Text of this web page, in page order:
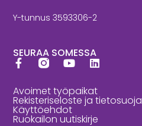
Y-tunnus 3593306-2
SEURAA SOMESSA
Avoimet työpaikat
Rekisteriseloste ja tietosuoja
Käyttöehdot
Ruokailon uutiskirje